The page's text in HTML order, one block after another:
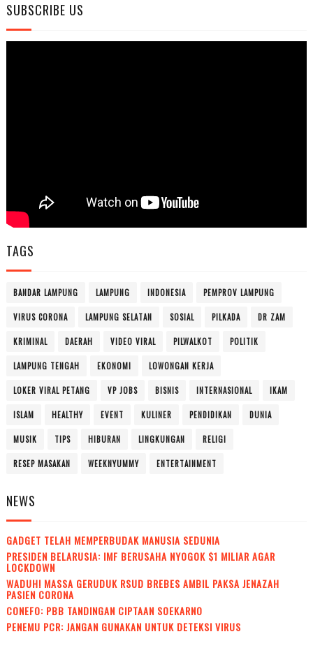
SUBSCRIBE US
TAGS
BANDAR LAMPUNG LAMPUNG INDONESIA PEMPROV LAMPUNG
VIRUS CORONA LAMPUNG SELATAN SOSIAL PILKADA DR ZAM
KRIMINAL DAERAH VIDEO VIRAL PILWALKOT POLITIK
LAMPUNG TENGAH EKONOMI LOWONGAN KERJA
LOKER VIRAL PETANG VP JOBS BISNIS INTERNASIONAL IKAM
ISLAM HEALTHY EVENT KULINER PENDIDIKAN DUNIA
MUSIK TIPS HIBURAN LINGKUNGAN RELIGI
RESEP MASAKAN WEEKNYUMMY ENTERTAINMENT
NEWS
GADGET TELAH MEMPERBUDAK MANUSIA SEDUNIA
PRESIDEN BELARUSIA: IMF BERUSAHA NYOGOK $1 MILIAR AGAR
LOCKDOWN
WADUH! MASSA GERUDUK RSUD BREBES AMBIL PAKSA JENAZAH
PASIEN CORONA
CONEFO: PBB TANDINGAN CIPTAAN SOEKARNO
PENEMU PCR: JANGAN GUNAKAN UNTUK DETEKSI VIRUS